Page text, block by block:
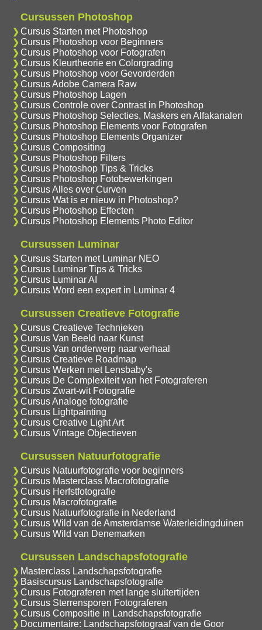
Cursussen Photoshop
Cursus Starten met Photoshop
Cursus Photoshop voor Beginners
Cursus Photoshop voor Fotografen
Cursus Kleurtheorie en Colorgrading
Cursus Photoshop voor Gevorderden
Cursus Adobe Camera Raw
Cursus Photoshop Lagen
Cursus Controle over Contrast in Photoshop
Cursus Photoshop Selecties, Maskers en Alfakanalen
Cursus Photoshop Elements voor Fotografen
Cursus Photoshop Elements Organizer
Cursus Compositing
Cursus Photoshop Filters
Cursus Photoshop Tips & Tricks
Cursus Photoshop Fotobewerkingen
Cursus Alles over Curven
Cursus Wat is er nieuw in Photoshop?
Cursus Photoshop Effecten
Cursus Photoshop Elements Photo Editor
Cursussen Luminar
Cursus Starten met Luminar NEO
Cursus Luminar Tips & Tricks
Cursus Luminar AI
Cursus Word een expert in Luminar 4
Cursussen Creatieve Fotografie
Cursus Creatieve Technieken
Cursus Van Beeld naar Kunst
Cursus Van onderwerp naar verhaal
Cursus Creatieve Roadmap
Cursus Werken met Lensbaby's
Cursus De Complexiteit van het Fotograferen
Cursus Zwart-wit Fotografie
Cursus Analoge fotografie
Cursus Lightpainting
Cursus Creative Light Art
Cursus Vintage Objectieven
Cursussen Natuurfotografie
Cursus Natuurfotografie voor beginners
Cursus Masterclass Macrofotografie
Cursus Herfstfotografie
Cursus Macrofotografie
Cursus Natuurfotografie in Nederland
Cursus Wild van de Amsterdamse Waterleidingduinen
Cursus Wild van Denemarken
Cursussen Landschapsfotografie
Masterclass Landschapsfotografie
Basiscursus Landschapsfotografie
Cursus Fotograferen met lange sluitertijden
Cursus Sterrensporen Fotograferen
Cursus Compositie in Landschapsfotografie
Documentaire: Landschapsfotograaf van de Goor